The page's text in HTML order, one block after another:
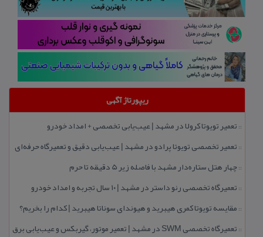
ریپورتاژ آگهی
:: تعمیر تویوتا كرولا در مشهد | عیب‌یابی تخصصی + امداد خودرو
:: تعمیر تخصصی تویوتا پرادو در مشهد | عیب‌یابی دقیق و تعمیرگاه حرفه‌ای
::چهار هتل‌ ستاره‌دار مشهد با فاصله زیر 5 دقیقه تا حرم
:: تعمیرگاه تخصصی رنو داستر در مشهد | ۱۰ سال تجربه و امداد خودرو
:: مقایسه تویوتا كمری هیبرید و هیوندای سوناتا هیبرید | كدام را بخریم؟
:: تعمیرگاه تخصصی SWM در مشهد | تعمیر موتور، گیربكس و عیب‌یابی برق